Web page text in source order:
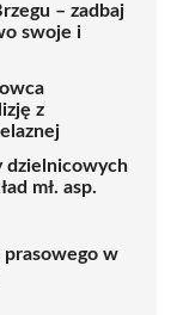
– zadbaj
swoje i
z
dzielnicowych
mł. asp.
prasowego w